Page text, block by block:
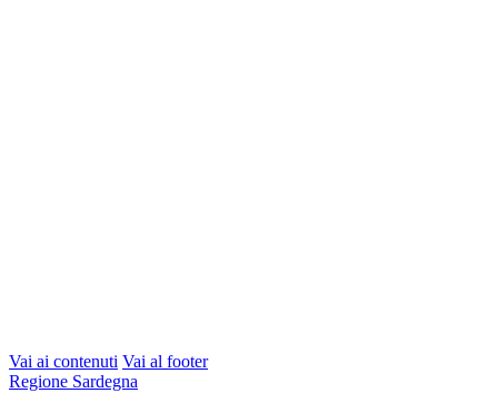
Vai ai contenuti Vai al footer
Regione Sardegna